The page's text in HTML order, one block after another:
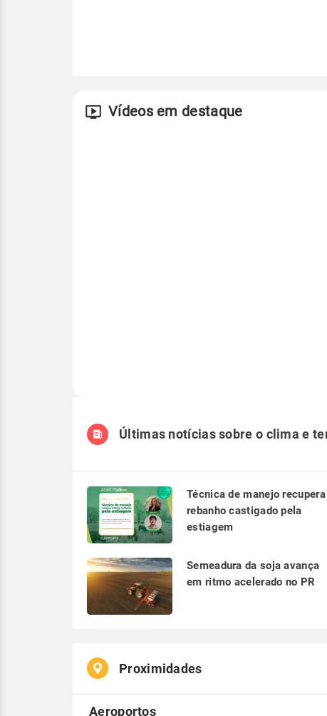
Vídeos em destaque
Últimas notícias sobre o clima e
Técnica de manejo recupera
rebanho castigado pela
estiagem
Semeadura da soja avança
em ritmo acelerado no PR
Proximidades